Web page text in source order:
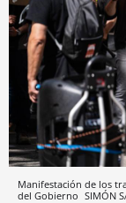
Manifestación de los
del Gobierno SIMÓN